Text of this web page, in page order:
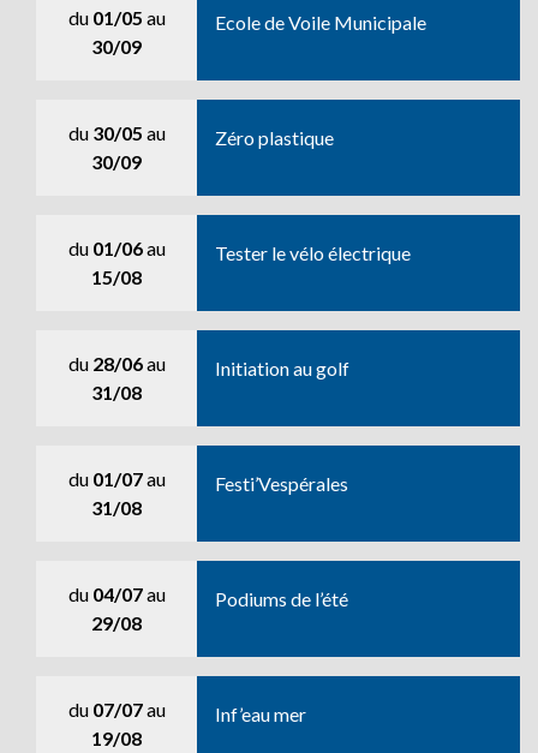
du 01/05 au
30/09
Ecole de Voile Municipale
du 30/05 au
30/09
Zéro plastique
du 01/06au
15/08
Tester le vélo électrique
du 28/06au
31/08
Initiation au golf
du 01/07au
31/08
Festi’Vespérales
du 04/07au
29/08
Podiums de l’été
du 07/07au
19/08
Inf’eau mer